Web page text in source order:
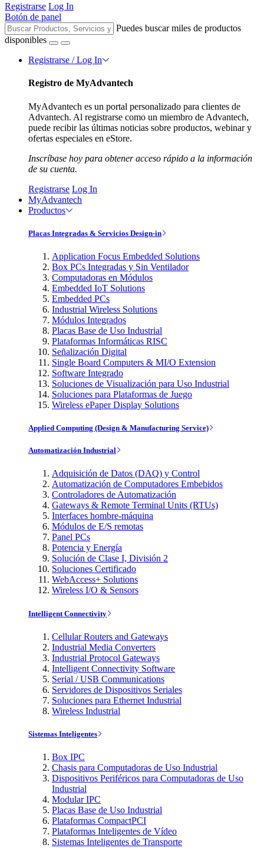
Registrarse Log In
Botón de panel
Puedes buscar miles de productos
disponibles
Registrarse / Log In
Registro de MyAdvantech
MyAdvantech es un portal personalizado para clientes de
Advantech. Al registrarse como un miembro de Advantech,
puede recibir las últimas noticias sobre productos, webinar y
ofertas especiales en eStore.
Inscríbase hoy para obtener acceso rápido a la información
de su cuenta.
Registrarse Log In
MyAdvantech
Productos
Placas Integradas & Servicios Design-in
Application Focus Embedded Solutions
Box PCs Integradas y Sin Ventilador
Computadoras en Módulos
Embedded IoT Solutions
Embedded PCs
Industrial Wireless Solutions
Módulos Integrados
Placas Base de Uso Industrial
Plataformas Informáticas RISC
Señalización Digital
Single Board Computers & MI/O Extension
Software Integrado
Soluciones de Visualización para Uso Industrial
Soluciones para Plataformas de Juego
Wireless ePaper Display Solutions
Applied Computing (Design & Manufacturing Service)
Automatización Industrial
Adquisición de Datos (DAQ) y Control
Automatización de Computadores Embebidos
Controladores de Automatización
Gateways & Remote Terminal Units (RTUs)
Interfaces hombre-máquina
Módulos de E/S remotas
Panel PCs
Potencia y Energía
Solución de Clase I, División 2
Soluciones Certificado
WebAccess+ Solutions
Wireless I/O & Sensors
Intelligent Connectivity
Cellular Routers and Gateways
Industrial Media Converters
Industrial Protocol Gateways
Intelligent Connectivity Software
Serial / USB Communications
Servidores de Dispositivos Seriales
Soluciones para Ethernet Industrial
Wireless Industrial
Sistemas Inteligentes
Box IPC
Chasis para Computadoras de Uso Industrial
Dispositivos Periféricos para Computadoras de Uso
Industrial
Modular IPC
Placas Base de Uso Industrial
Plataformas CompactPCI
Plataformas Inteligentes de Vídeo
Sistemas Inteligentes de Transporte